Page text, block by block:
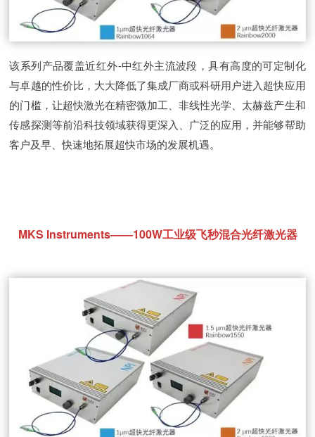
该系列产品覆盖近红外-中红外主流波段，具有高度的可定制化
与卓越的性价比，大大降低了集成厂商或科研用户进入超快应用
的门槛，让超快激光在精密微加工、非线性光学、太赫兹产生和
传感探测等前沿科技领域获得更深入、广泛的应用，并能够帮助
客户及早、快速地拓展超快市场的发展机遇。
MKS Instruments——100W工业级飞秒混合光纤激光器